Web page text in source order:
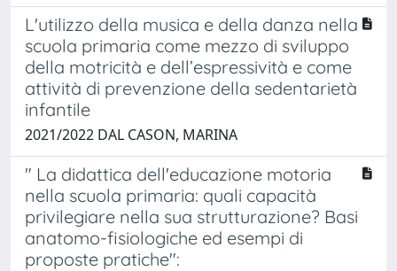
L'utilizzo della musica e della danza nella
scuola primaria come mezzo di sviluppo
della motricità e dell’espressività e come
attività di prevenzione della sedentarietà
infantile
2021/2022 DAL CASON, MARINA
" La didattica dell'educazione motoria
nella scuola primaria: quali capacità
privilegiare nella sua strutturazione? Basi
anatomo-fisiologiche ed esempi di
proposte pratiche":